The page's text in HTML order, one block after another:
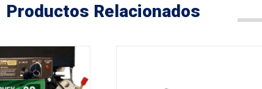
Productos Relacionados